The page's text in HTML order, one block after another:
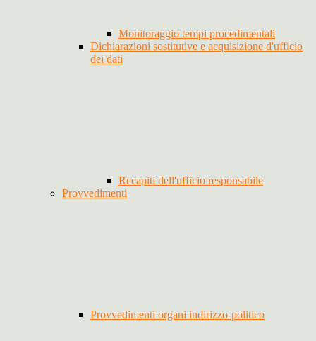
Monitoraggio tempi procedimentali
Dichiarazioni sostitutive e acquisizione d'ufficio
dei dati
Recapiti dell'ufficio responsabile
Provvedimenti
Provvedimenti organi indirizzo-politico